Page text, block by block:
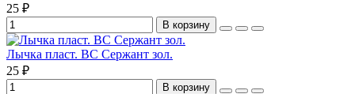
25 ₽
В корзину
Лычка пласт. ВС Сержант зол.
25 ₽
В корзину